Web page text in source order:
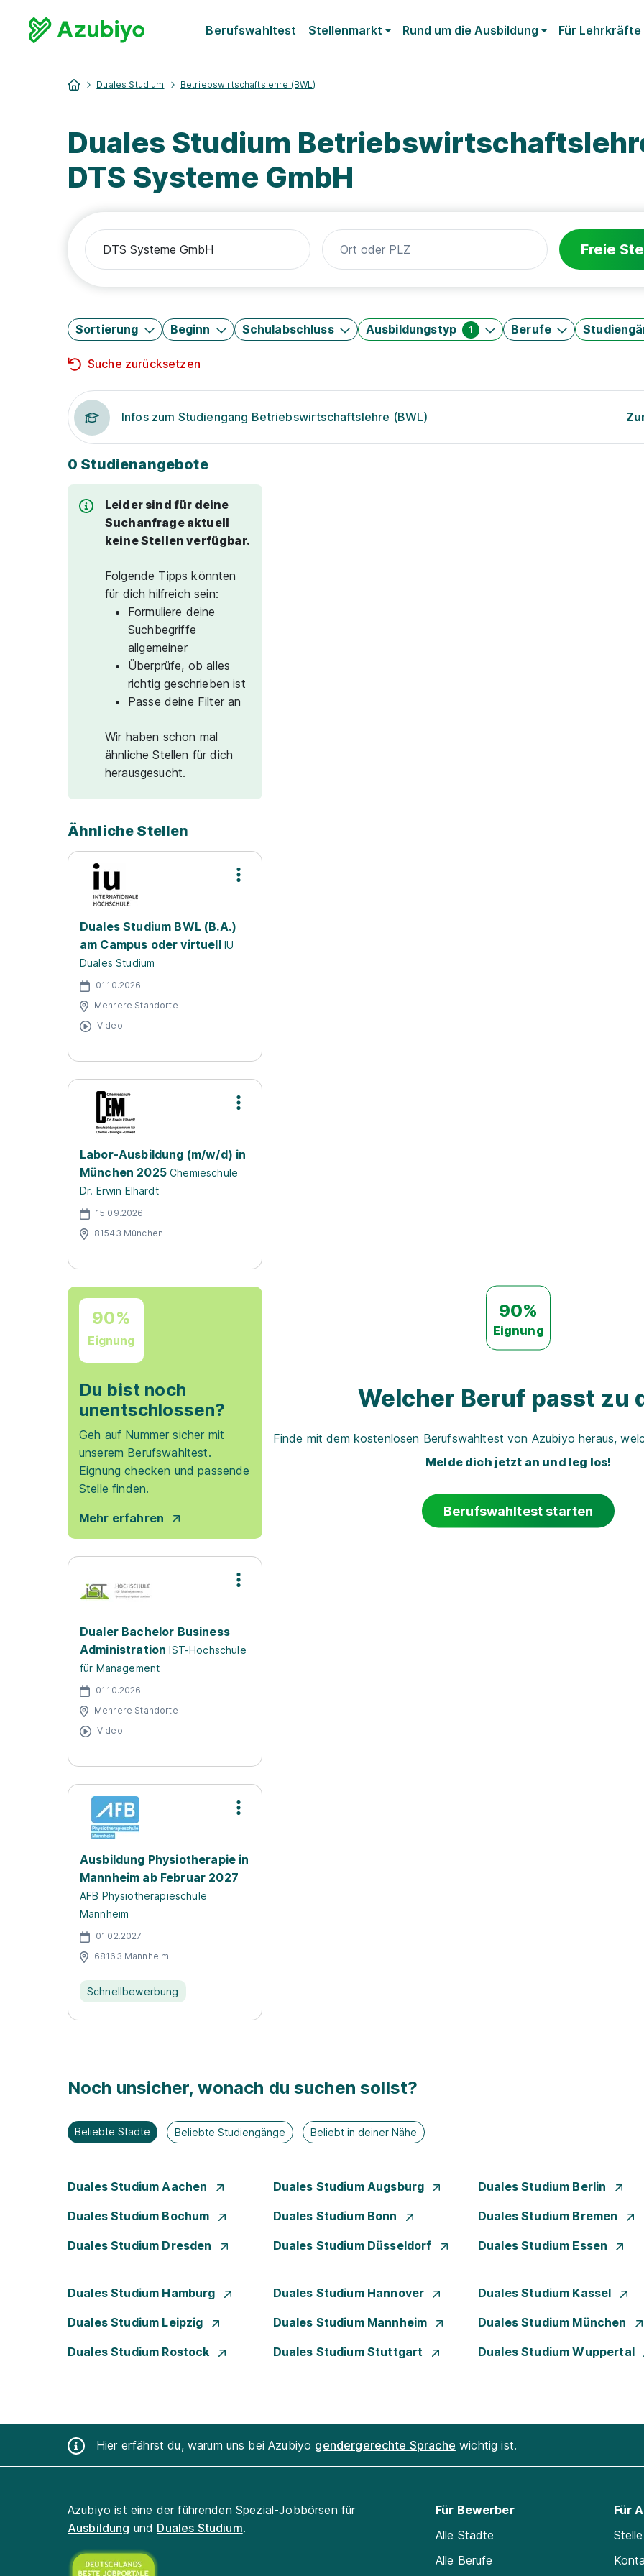
Berufswahltest Stellenmarkt Rund um die Ausbildung Für Lehrkräfte
Duales Studium Betriebswirtschaftslehre (BWL)
Duales Studium
DTS Systeme GmbH
Freie
Sortierung Beginn Schulabschluss Ausbildungstyp 1 Berufe
Suche zurücksetzen
Infos zum Studiengang Betriebswirtschaftslehre (BWL)
0 Studienangebote
Leider sind für deine
Suchanfrage aktuell
keine Stellen verfügbar.
Folgende Tipps könnten
für dich hilfreich sein:
Formuliere deine
Suchbegriffe
allgemeiner
Überprüfe, ob alles
richtig geschrieben ist
Passe deine Filter an
Wir haben schon mal
ähnliche Stellen für dich
herausgesucht.
Ähnliche Stellen
Duales Studium BWL (B.A.)
am Campus oder virtuell IU
Duales Studium
01.10.2026
Mehrere Standorte
Video
Labor-Ausbildung (m/w/d) in
München 2025 Chemieschule
Dr. Erwin Elhardt
15.09.2026
81543 München
90%
Eignung
Du bist noch
unentschlossen?
Geh auf Nummer sicher mit
unserem Berufswahltest.
Eignung checken und passende
Stelle finden.
Mehr erfahren
Dualer Bachelor Business
Administration IST-Hochschule
für Management
01.10.2026
Mehrere Standorte
Video
Ausbildung Physiotherapie in
Mannheim ab Februar 2027
AFB Physiotherapieschule
Mannheim
01.02.2027
68163 Mannheim
Schnellbewerbung
90%
Eignung
Welcher Beruf passt zu
Finde mit dem kostenlosen Berufswahltest von Azubiyo heraus,
Melde dich jetzt an und leg los!
Berufswahltest starten
Noch unsicher, wonach du suchen sollst?
Beliebte Städte Beliebte Studiengänge Beliebt in deiner Nähe
Duales Studium Aachen Duales Studium Augsburg Duales Studium Berlin
Duales Studium Bochum Duales Studium Bonn Duales Studium Bremen
Duales Studium Dresden Duales Studium Düsseldorf Duales Studium Essen
Duales Studium Hamburg Duales Studium Hannover Duales Studium Kassel
Duales Studium Leipzig Duales Studium Mannheim Duales Studium München
Duales Studium Rostock Duales Studium Stuttgart Duales Studium Wuppertal
Hier erfährst du, warum uns bei Azubiyo gendergerechte Sprache wichtig ist.
Azubiyo ist eine der führenden Spezial-Jobbörsen für
Ausbildung und Duales Studium.
Für Bewerber
Alle Städte
Alle Berufe
Für